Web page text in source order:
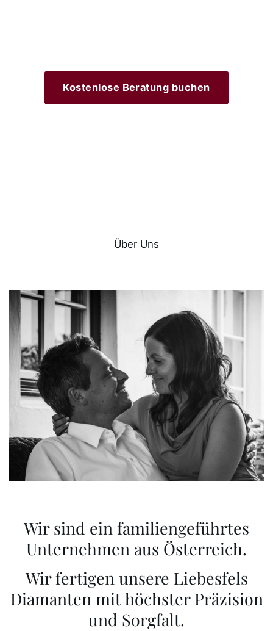
Kostenlose Beratung buchen
Über Uns
Wir sind ein familiengeführtes
Unternehmen aus Österreich.
Wir fertigen unsere Liebesfels
Diamanten mit höchster Präzision
und Sorgfalt.